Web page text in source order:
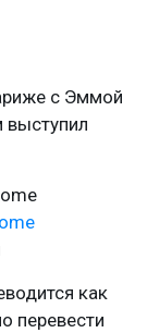
с Эммой
выступил
как
перевести